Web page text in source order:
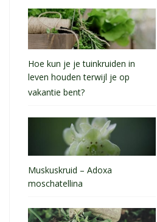
Hoe kun je je tuinkruiden in
leven houden terwijl je op
vakantie bent?
Muskuskruid – Adoxa
moschatellina